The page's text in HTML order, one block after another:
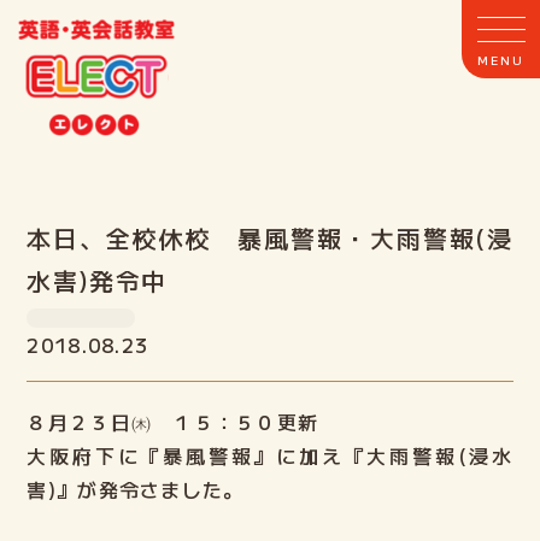
ホーム
ELECTとは
クラス案内
教室案内
本日、全校休校 暴風警報・大雨警報(浸
水害)発令中
2018.08.23
８月２３日㈭ １５：５０更新
大阪府下に『暴風警報』に加え『大雨警報(浸水
害)』が発令さました。